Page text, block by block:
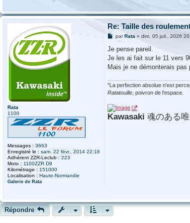
Rata
1100
Messages : 3663
Enregistré le : sam. 22 févr., 2014 22:18
Adhérent ZZR-Leclub : 223
Moto : 1100ZZR D9
Kilométrage : 151000
Localisation : Haute-Normandie
Galerie de Rata
Re: Taille des
M
s
a
g
parRata » dim. 05 juil., 2026
Je pense pareil.
Je les ai fait sur le 11 vers
Mais je ne démonterais pas
"La perfection absolue n'est
Ratatouille , poivron de l'espace.
Kawasaki 魂のある
Répondre